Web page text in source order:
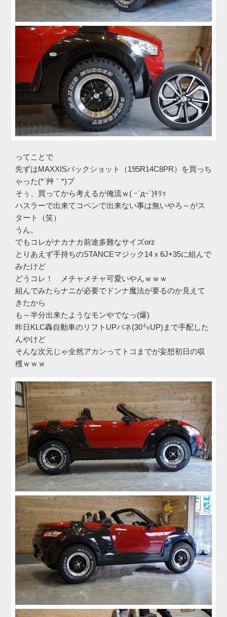
ってことで
先ずはMAXXISバックショット（195R14C8PR）を買っち
ゃった(*´艸｀*)プ
そぅ、買ってから考えるが俺流ｗ( ｰ`дｰ´)ｷﾘｯ
ハスラーで出来てコペンで出来ない事は無いやろ～がス
タート（笑）
うん。
でもコレがナカナカ前途多難なサイズorz
とりあえず手持ちのSTANCEマジック14ｘ6J+35に組んで
みたけど
どうコレ！ メチャメチャ可愛いやんｗｗｗ
組んでみたらナニが必要でドンナ魔法が要るのか見えて
きたから
も～半分出来たようなモンやでなっ(爆)
昨日KLC轟自動車のリフトUPバネ(30㍉UP)まで手配した
んやけど
そんな次元じゃ全然アカンってトコまでが妄想初日の収
穫ｗｗｗ